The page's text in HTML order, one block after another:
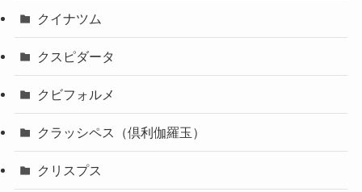
クイナツム
クスピダータ
クビフォルメ
クラッシペス（倶利伽羅玉）
クリスプス